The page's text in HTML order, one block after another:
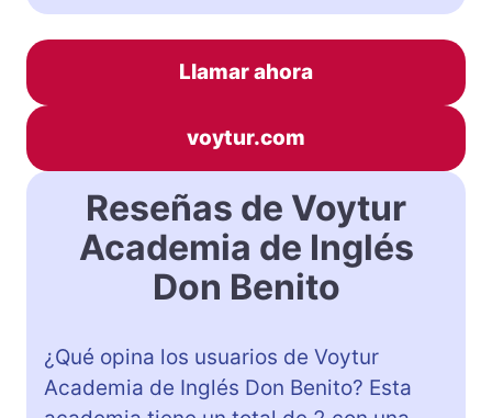
Llamar ahora
voytur.com
Reseñas de Voytur
Academia de Inglés
Don Benito
¿Qué opina los usuarios de Voytur
Academia de Inglés Don Benito? Esta